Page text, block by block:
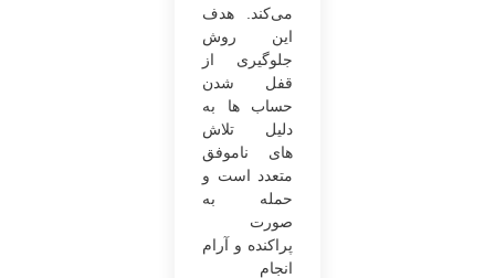
می‌کند. هدف
این روش
جلوگیری از
قفل شدن
حساب ها به
دلیل تلاش
های ناموفق
متعدد است و
حمله به
صورت
پراکنده و آرام
انجام